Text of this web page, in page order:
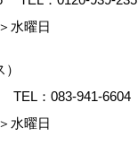
水曜日
TEL： 083-941-6604
水曜日